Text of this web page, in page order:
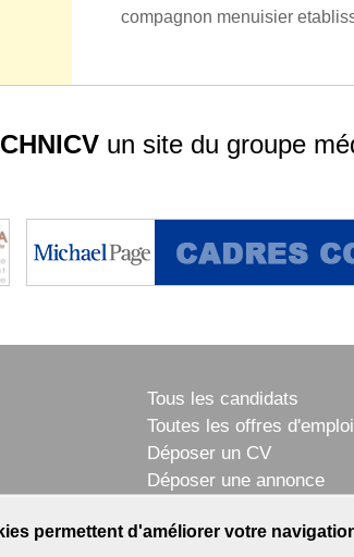
compagnon menuisier
permettent d'améliorer votre
un site du groupe
Tous les candidats
Toutes les offres d'emploi
Déposer un CV
Déposer une annonce